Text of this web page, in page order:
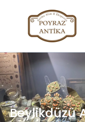
Beylikdüzü